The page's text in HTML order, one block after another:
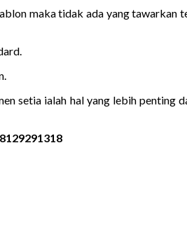
maka tidak ada yang tawarkan
setia ialah hal yang lebih penting